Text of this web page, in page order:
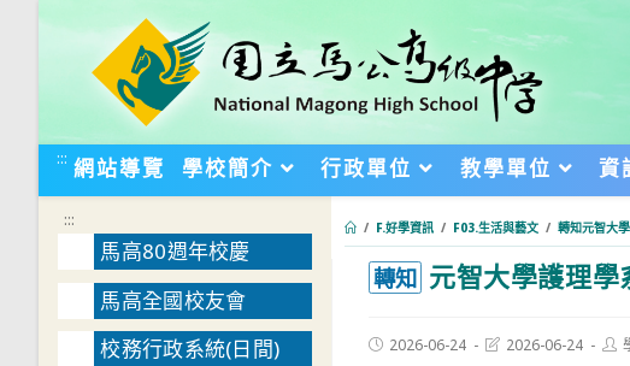
::: 網站導覽 學校簡介 行政單位 教學單位 資
/ F.好學資訊 / F03.生活與藝文 / 轉知元智大
轉知 元智大學護理
Post2026-06-24
Post2026-06-24
:::
馬高80週年校慶
馬高全國校友會
校務行政系統(日間)